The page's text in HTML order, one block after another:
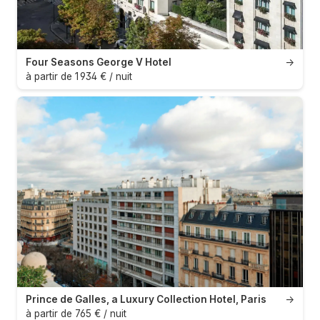
→
Four Seasons George V Hotel
à partir de 1 934 € / nuit
→
Prince de Galles, a Luxury Collection Hotel, Paris
à partir de 765 € / nuit